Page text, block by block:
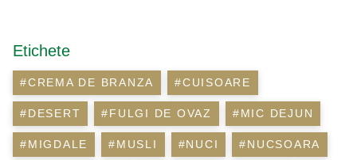
Etichete
#CREMA DE BRANZA #CUISOARE
#DESERT #FULGI DE OVAZ #MIC DEJUN
#MIGDALE #MUSLI #NUCI #NUCSOARA